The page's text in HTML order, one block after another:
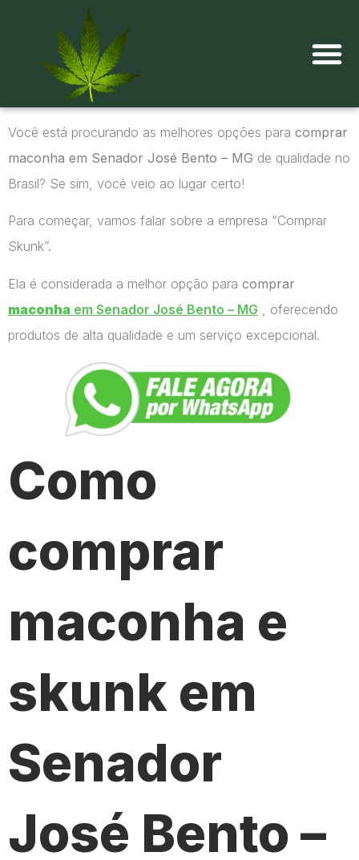
Você está procurando as melhores opções para comprar
maconha em Senador José Bento – MG de qualidade no
Brasil? Se sim, você veio ao lugar certo!
Para começar, vamos falar sobre a empresa “Comprar
Skunk”.
Ela é considerada a melhor opção para comprar
maconha em Senador José Bento – MG , oferecendo
produtos de alta qualidade e um serviço excepcional.
Como
comprar
maconha e
skunk em
Senador
José Bento –